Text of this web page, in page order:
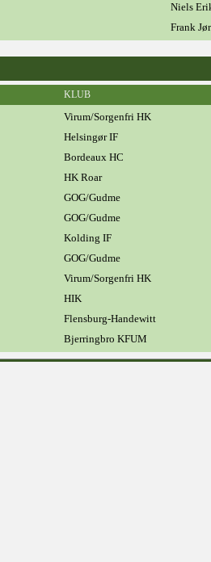
Niels
Frank
KLUB
Virum/Sorgenfri HK
Helsingør IF
Bordeaux HC
HK Roar
GOG/Gudme
GOG/Gudme
Kolding IF
GOG/Gudme
Virum/Sorgenfri HK
HIK
Flensburg-Handewitt
Bjerringbro KFUM